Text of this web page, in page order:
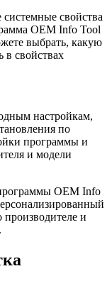
свойства
OEM Info Tool
выбрать, какую
свойствах
настройкам,
по
программы и
и модели
OEM Info
и